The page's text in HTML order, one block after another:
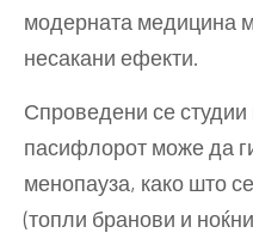
модерната медицина
несакани ефекти.
Спроведени се студии
пасифлорот може да
менопауза, како што
(топли бранови и